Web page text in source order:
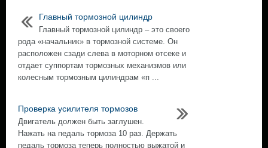
Главный тормозной цилиндр
Главный тормозной цилиндр – это своего
рода «начальник» в тормозной системе. Он
расположен сзади слева в моторном отсеке и
отдает суппортам тормозных механизмов или
колесным тормозным цилиндрам «п ...
Проверка усилителя тормозов
Двигатель должен быть заглушен.
Нажать на педаль тормоза 10 раз. Держать
педаль тормоза теперь полностью выжатой и